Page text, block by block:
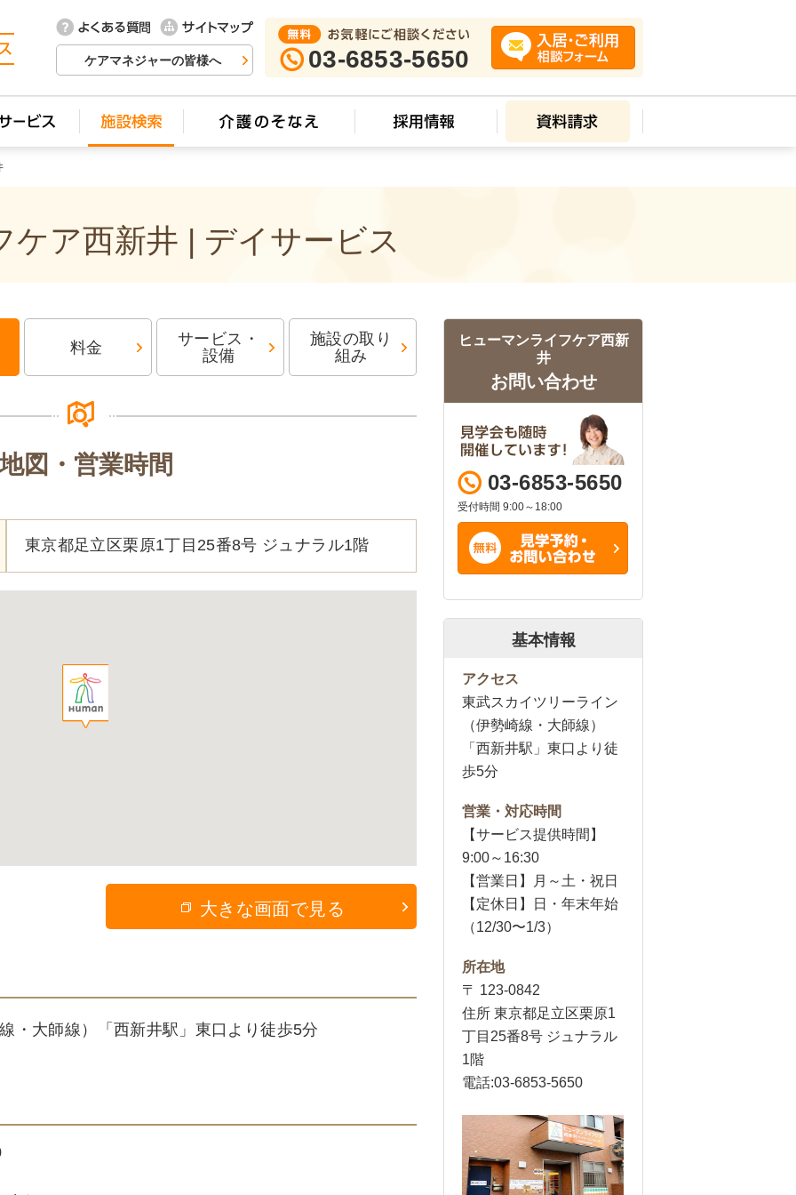
ケアマネジャーの皆様へ 03-6853-5650
ケア西新井 | デイサービス
料金
サービス・
設備
施設の取り
組み
図・営業時間
東京都足立区栗原1丁目25番8号 ジュナラル1階
大きな画面で見る
・大師線）「西新井駅」東口より徒歩5分
ヒューマンライフケア西新
井
お問い合わせ
03-6853-5650
受付時間 9:00～18:00
基本情報
アクセス
東武スカイツリーライン
（伊勢崎線・大師線）
「西新井駅」東口より徒
歩5分
営業・対応時間
【サービス提供時間】
9:00～16:30
【営業日】月～土・祝日
【定休日】日・年末年始
（12/30〜1/3）
所在地
〒 123-0842
住所 東京都足立区栗原1
丁目25番8号 ジュナラル
1階
電話:03-6853-5650